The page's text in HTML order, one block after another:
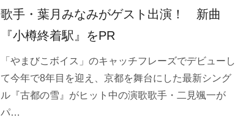
歌手・葉月みなみがゲスト出演！ 新曲
『小樽終着駅』をPR
「やまびこボイス」のキャッチフレーズでデビューし
て今年で8年目を迎え、京都を舞台にした最新シング
ル『古都の雪』がヒット中の演歌歌手・二見颯一が
パ…